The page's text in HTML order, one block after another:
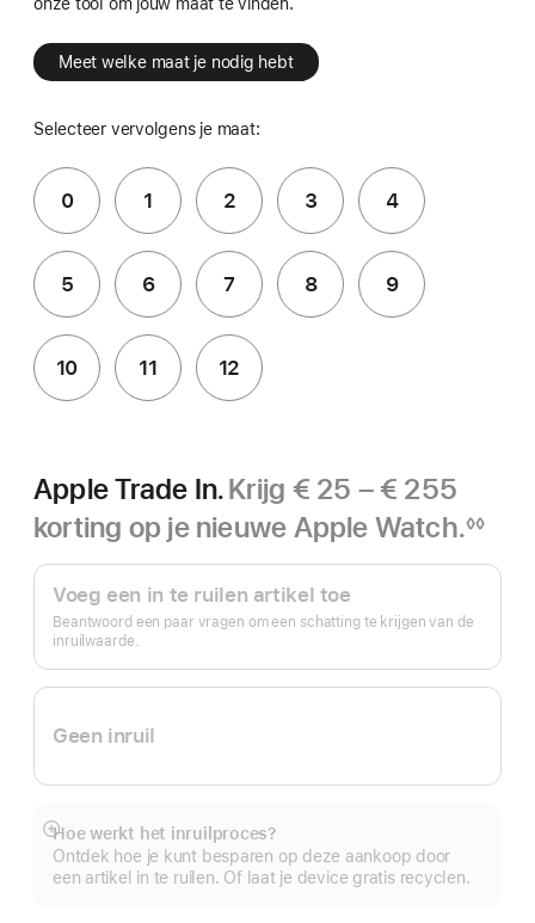
Meet welke maat je nodig hebt
Selecteer vervolgens je maat:
0 1 2 3 4
5 6 7 8 9
10 11 12
Apple Trade In.Krijg € 25 – € 255
korting op je nieuwe Apple Watch.
Voetnoot
◊◊
Apple Trade In.
Voeg een in te ruilen artikel toe
Beantwoord een paar vragen om een schatting te krijgen van de
inruilwaarde.
Geen inruil
Hoe werkt het inruilproces?
Ontdek hoe je kunt besparen op deze aankoop door
een artikel in te ruilen. Of laat je device gratis recyclen.
Meer